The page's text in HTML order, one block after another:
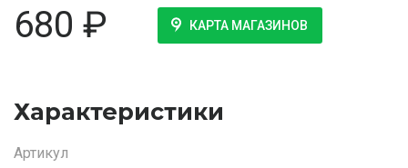
680 ₽ КАРТА МАГАЗИНОВ
Характеристики
Артикул